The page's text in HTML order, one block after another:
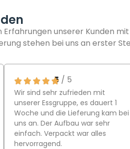
Erfahrungen unserer Kunden
stehen bei uns an erster
5 / 5
Wir sind sehr zufrieden mit
unserer Essgruppe, es dauert 1
Woche und die Lieferung kam bei
uns an. Der Aufbau war sehr
einfach. Verpackt war alles
hervorragend.